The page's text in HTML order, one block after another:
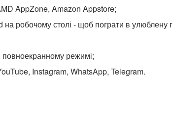
AppZone, Amazon Appstore;
робочому столі - щоб пограти в улюблену
повноекранному режимі;
Instagram, WhatsApp, Telegram.